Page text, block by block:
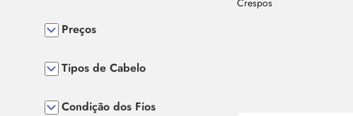
Preços
Tipos de Cabelo
Condição dos Fios